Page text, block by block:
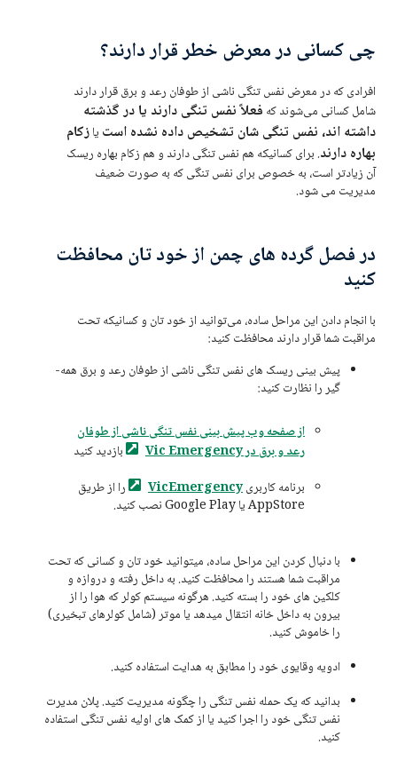
چی کسانی در معرض خطر قرار دارند؟
افرادی که در معرض نفس تنگی ناشی از طوفان رعد و برق قرار دارند
شامل کسانی می‌شوند که فعلاً نفس تنگی دارند یا در گذشته
داشته اند، نفس تنگی شان تشخیص داده نشده است یازکام
بهاره دارند. برای کسانیکه هم نفس تنگی دارند و هم زکام بهاره ریسک
آن زیادتر است، به خصوص برای نفس تنگی که به صورت ضعیف
مدیریت می شود.
در فصل گرده ‌های چمن از خود تان محافظت
کنید
با انجام دادن این مراحل ساده، می‌توانید از خود تان و کسانیکه تحت
مراقبت شما قرار دارند محافظت کنید:
پیش بینی ریسک های نفس تنگی ناشی از طوفان رعد و برق همه-
گیر را نظارت کنید:
از صفحه وب پیش بینی نفس تنگی ناشی از طوفان
رعد و برق در VicEmergency
بازدید کنید
برنامه کاربریVicEmergency
را از طریق
AppStore یا Google Play نصب کنید.
با دنبال کردن این مراحل ساده، میتوانید خود تان و کسانی که تحت
مراقبت شما هستند را محافظت کنید. به داخل رفته و دروازه و
کلکین های خود را بسته کنید. هرگونه سیستم کولر که هوا را از
بیرون به داخل خانه انتقال میدهد یا موتر (شامل کولرهای تبخیری)
را خاموش کنید.
ادویه وقایوی خود را مطابق به هدایت استفاده کنید.
بدانید که یک حمله نفس تنگی را چگونه مدیریت کنید. پلان مدیرت
نفس تنگی خود را اجرا کنید یا از کمک های اولیه نفس تنگی استفاده
کنید.